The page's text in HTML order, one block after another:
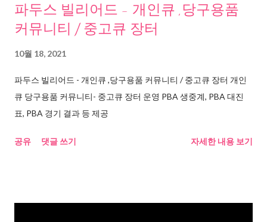
파두스 빌리어드 - 개인큐 ,당구용품
커뮤니티 / 중고큐 장터
10월 18, 2021
파두스 빌리어드 - 개인큐 ,당구용품 커뮤니티 / 중고큐 장터 개인
큐 당구용품 커뮤니티- 중고큐 장터 운영 PBA 생중계, PBA 대진
표, PBA 경기 결과 등 제공
공유 댓글 쓰기 자세한 내용 보기